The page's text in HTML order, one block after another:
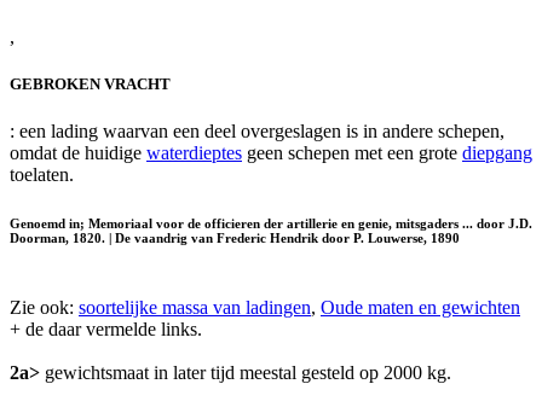
,
GEBROKEN VRACHT
: een lading waarvan een deel overgeslagen is in andere schepen,
omdat de huidige waterdieptes geen schepen met een grote diepgang
toelaten.
Genoemd in; Memoriaal voor de officieren der artillerie en genie, mitsgaders ... door J.D.
Doorman, 1820. | De vaandrig van Frederic Hendrik door P. Louwerse, 1890
Zie ook: soortelijke massa van ladingen, Oude maten en gewichten
+ de daar vermelde links.
2a> gewichtsmaat in later tijd meestal gesteld op 2000 kg.